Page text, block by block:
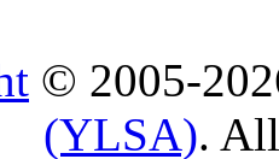
© 2005-
(YLSA).